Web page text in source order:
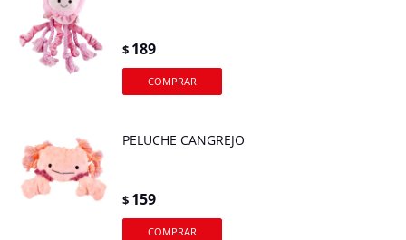
$ 189
PELUCHE CANGREJO
$ 159